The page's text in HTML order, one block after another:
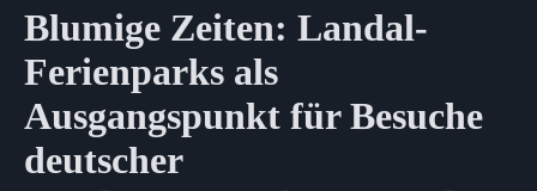
Blumige Zeiten: Landal-
Ferienparks als
Ausgangspunkt für Besuche
deutscher